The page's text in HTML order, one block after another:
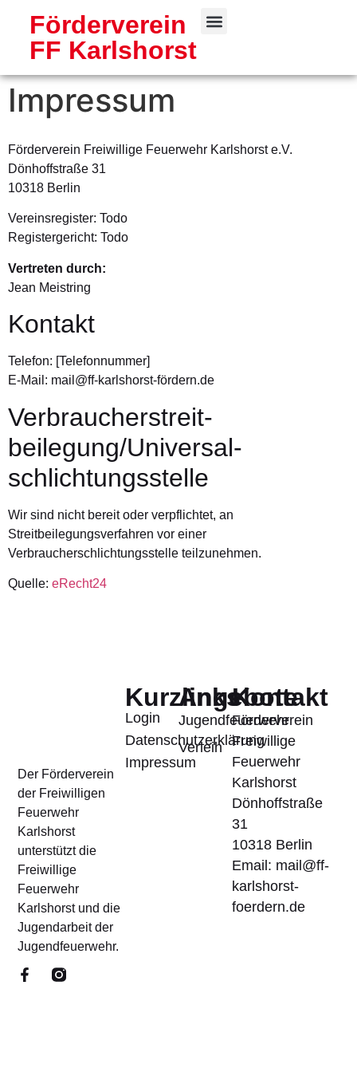
Förderverein
FF Karlshorst
Impressum
Förderverein Freiwillige Feuerwehr Karlshorst e.V.
Dönhoffstraße 31
10318 Berlin
Vereinsregister: Todo
Registergericht: Todo
Vertreten durch:
Jean Meistring
Kontakt
Telefon: [Telefonnummer]
E-Mail: mail@ff-karlshorst-fördern.de
Verbraucher­streit­
beilegung/Universal­
schlichtungs­stelle
Wir sind nicht bereit oder verpflichtet, an
Streitbeilegungsverfahren vor einer
Verbraucherschlichtungsstelle teilzunehmen.
Quelle: eRecht24
Der Förderverein
der Freiwilligen
Feuerwehr
Karlshorst
unterstützt die
Freiwillige
Feuerwehr
Karlshorst und die
Jugendarbeit der
Jugendfeuerwehr.
Angebote
Jugendfeuerwehr
Verleih
Kurzlinks
Login
Datenschutzerklärung
Impressum
Kontakt
Förderverein
Freiwillige
Feuerwehr
Karlshorst
Dönhoffstraße
31
10318 Berlin
Email: mail@ff-
karlshorst-
foerdern.de